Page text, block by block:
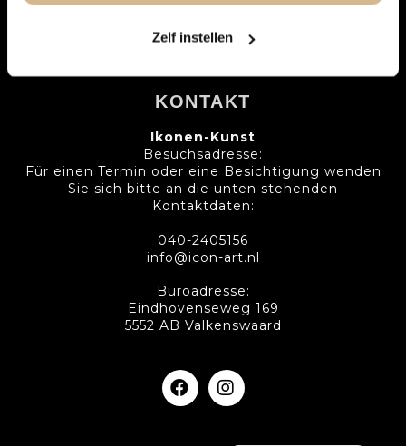
Zelf instellen
KONTAKT
Ikonen-Kunst
Besuchsadresse:
Für einen Termin oder eine Besichtigung wenden
Sie sich bitte an die unten stehenden
Kontaktdaten:
040-2405156
info@icon-art.nl
Büroadresse:
Eindhovenseweg 169
5552 AB Valkenswaard